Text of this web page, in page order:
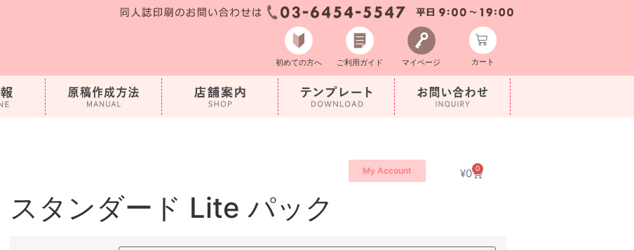
初めての方へ ご利用ガイド マイページ カート
My Account ¥0 0
スタンダード Lite パック